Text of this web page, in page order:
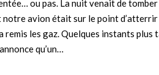
ou pas. La nuit venait de tomber
notre avion était sur le point d’atterrir
remis les gaz. Quelques instants plus
qu’un…